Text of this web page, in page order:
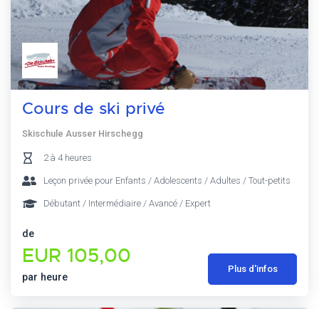
Cours de ski privé
Skischule Ausser Hirschegg
2 à 4 heures
Leçon privée pour Enfants / Adolescents / Adultes / Tout-petits
Débutant / Intermédiaire / Avancé / Expert
de
EUR 105,00
par heure
Plus d'infos